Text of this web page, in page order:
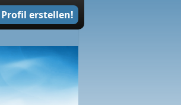
Profil erstellen!